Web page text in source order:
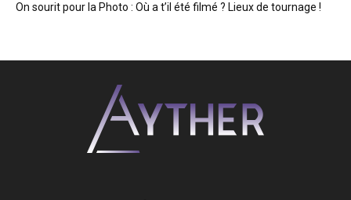
On sourit pour la Photo : Où a t’il été filmé ? Lieux de tournage !